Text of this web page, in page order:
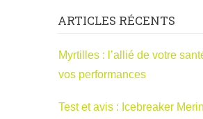
ARTICLES RÉCENTS
Myrtilles : l’allié de votre
vos performances
Test et avis : Icebreaker